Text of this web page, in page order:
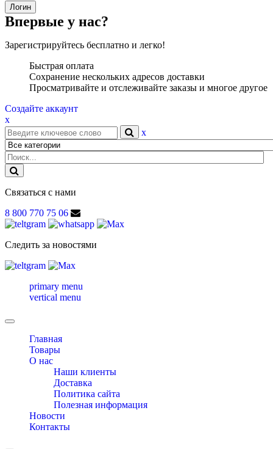
Впервые у нас?
Зарегистрируйтесь бесплатно и легко!
Быстрая оплата
Сохранение нескольких адресов доставки
Просматривайте и отслеживайте заказы и многое другое
Создайте аккаунт
x
x
Связаться с нами
8 800 770 75 06
Следить за новостями
primary menu
vertical menu
Toggle
navigationГлавная
Товары
О нас
Наши клиенты
Доставка
Политика сайта
Полезная информация
Новости
Контакты